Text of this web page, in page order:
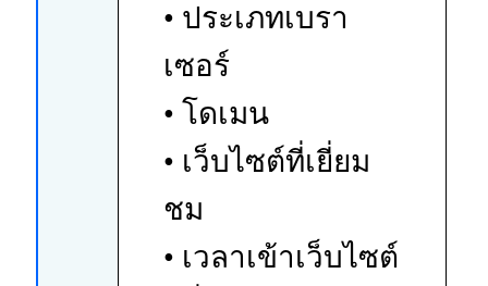
• ประเภทเบรา
เซอร์
• โดเมน
• เว็บไซต์ที่เยี่ยม
ชม
• เวลาเข้าเว็บไซต์